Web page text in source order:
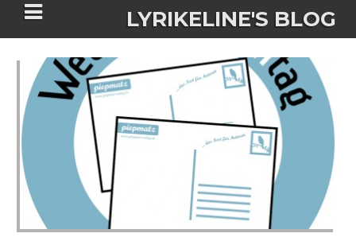
LYRIKELINE'S BLOG
Tania Morgan's Blog über alles, was
sie im Leben bewegt.
ÜBER DIE AUTORIN
IGASHO UND CHIMALIS KAYA